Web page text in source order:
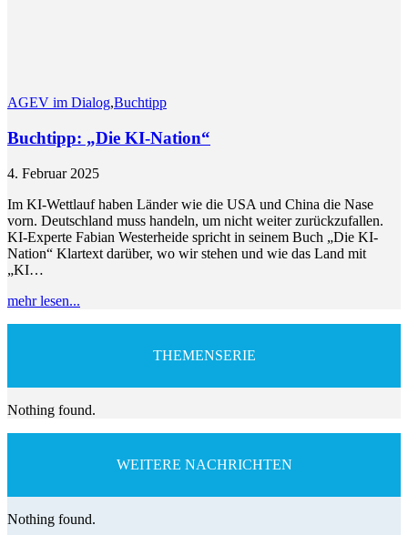
AGEV im Dialog,Buchtipp
Buchtipp: „Die KI-Nation“
4. Februar 2025
Im KI-Wettlauf haben Länder wie die USA und China die Nase
vorn. Deutschland muss handeln, um nicht weiter zurückzufallen.
KI-Experte Fabian Westerheide spricht in seinem Buch „Die KI-
Nation“ Klartext darüber, wo wir stehen und wie das Land mit
„KI…
mehr lesen...
THEMENSERIE
Nothing found.
WEITERE NACHRICHTEN
Nothing found.